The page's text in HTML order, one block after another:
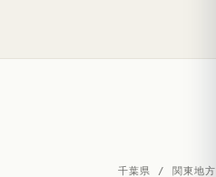
千葉県 / 関東地方